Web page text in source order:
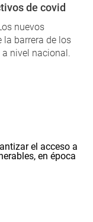
de covid
nuevos
la barrera de los
nivel nacional.